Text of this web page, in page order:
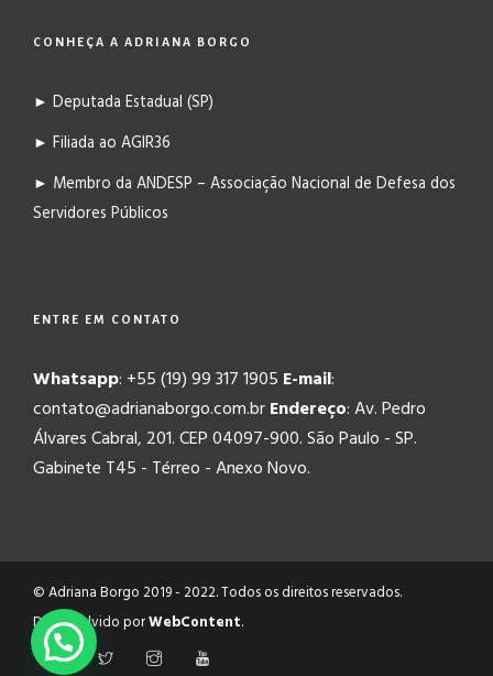
CONHEÇA A ADRIANA BORGO
► Deputada Estadual (SP)
► Filiada ao AGIR36
► Membro da ANDESP – Associação Nacional de Defesa dos
Servidores Públicos
ENTRE EM CONTATO
Whatsapp: +55 (19) 99 317 1905 E-mail:
contato@adrianaborgo.com.brEndereço: Av. Pedro
Álvares Cabral, 201. CEP 04097-900. São Paulo - SP.
Gabinete T45 - Térreo - Anexo Novo.
© Adriana Borgo 2019 - 2022. Todos os direitos reservados.
Desenvolvido porWebContent.